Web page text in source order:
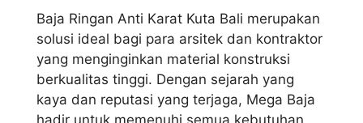
Baja Ringan Anti Karat Kuta Bali merupakan
solusi ideal bagi para arsitek dan kontraktor
yang menginginkan material konstruksi
berkualitas tinggi. Dengan sejarah yang
kaya dan reputasi yang terjaga, Mega Baja
hadir untuk memenuhi semua kebutuhan